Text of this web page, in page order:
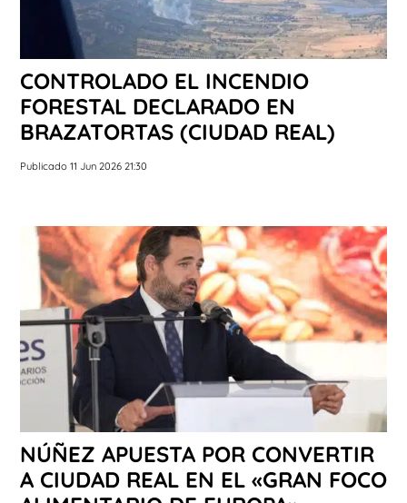
CONTROLADO EL INCENDIO
FORESTAL DECLARADO EN
BRAZATORTAS (CIUDAD REAL)
Publicado 11 Jun 2026 21:30
NÚÑEZ APUESTA POR CONVERTIR
A CIUDAD REAL EN EL «GRAN FOCO